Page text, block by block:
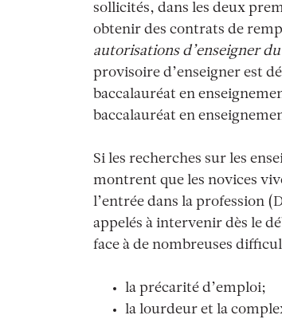
sollicités, dans les deux
obtenir des contrats de
autorisations d’enseigner
provisoire d’enseigner est
baccalauréat en
baccalauréat en
Si les recherches sur les
montrent que les novices
l’entrée dans la profession
appelés à intervenir dès le
face à de nombreuses
la précarité d’emploi;
la lourdeur et la